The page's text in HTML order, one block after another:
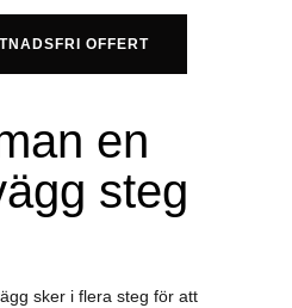
OFFERT
en
steg
sker i flera steg för att